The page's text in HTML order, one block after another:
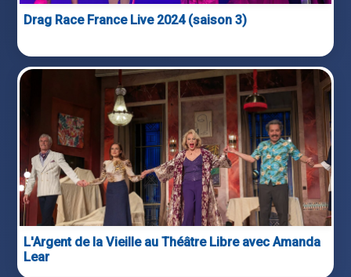
Drag Race France Live 2024 (saison 3)
L'Argent de la Vieille au Théâtre Libre avec Amanda
Lear